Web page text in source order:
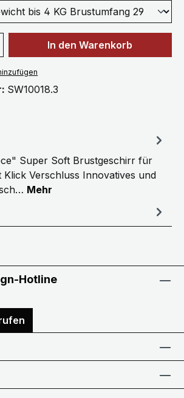
Gib den
In den Warenkorb
SW10018.3
Super Soft Brustgeschirr für
Klick Verschluss Innovatives und
Mehr
Hotline